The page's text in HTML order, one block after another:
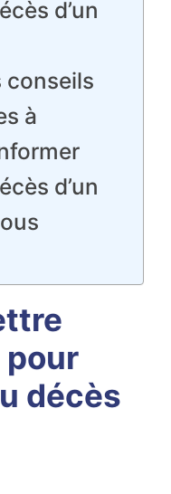
d’un
conseils
à
d’un
pour
décès